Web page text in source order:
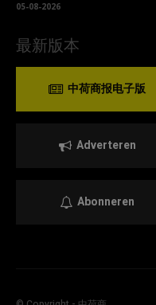
05-08-2026
最新版本
中荷商报电子版
Adverteren
Abonneren